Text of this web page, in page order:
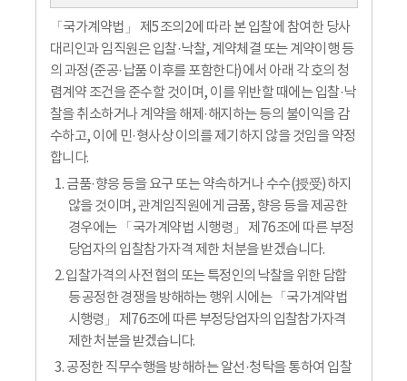
「국가계약법」 제5조의2에 따라 본 입찰에 참여한 당사
대리인과 임직원은 입찰·낙찰, 계약체결 또는 계약이행 등
의 과정(준공·납품 이후를 포함한다)에서 아래 각 호의 청
렴계약 조건을 준수할 것이며, 이를 위반할 때에는 입찰·낙
찰을 취소하거나 계약을 해제·해지하는 등의 불이익을 감
수하고, 이에 민·형사상 이의를 제기하지 않을 것임을 약정
합니다.
1. 금품·향응 등을 요구 또는 약속하거나 수수(授受)하지
않을 것이며, 관계임직원에게 금품, 향응 등을 제공한
경우에는 「국가계약법 시행령」 제76조에 따른 부정
당업자의 입찰참가자격 제한 처분을 받겠습니다.
2. 입찰가격의 사전 협의 또는 특정인의 낙찰을 위한 담합
등 공정한 경쟁을 방해하는 행위 시에는 「국가계약법
시행령」 제76조에 따른 부정당업자의 입찰참가자격
제한 처분을 받겠습니다.
3. 공정한 직무수행을 방해하는 알선·청탁을 통하여 입찰